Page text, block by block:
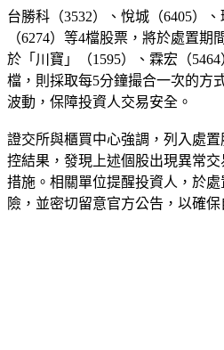
台勝科（3532）、悅城（6405）
（6274）等4檔股票，將於處置期
於「川寶」（1595）、霖宏（
檔，則採取每5分鐘撮合一次的方
波動，保障投資人交易安全。
證交所與櫃買中心強調，列入處
控結果，發現上述個股出現異常
措施。相關單位提醒投資人，於
險，並密切留意官方公告，以確保